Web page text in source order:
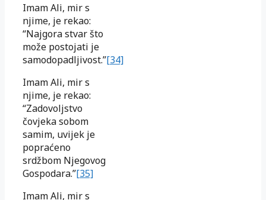
Imam Ali, mir s
njime, je rekao:
“Najgora stvar što
može postojati je
samodopadljivost.”[34]
Imam Ali, mir s
njime, je rekao:
“Zadovoljstvo
čovjeka sobom
samim, uvijek je
popraćeno
srdžbom Njegovog
Gospodara.”[35]
Imam Ali, mir s